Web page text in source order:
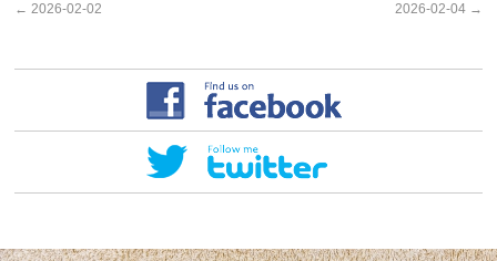
← 2026-02-02 2026-02-04 →